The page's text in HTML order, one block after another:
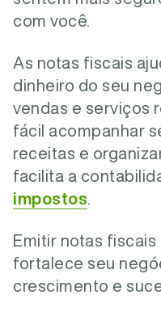
com você.
As notas fiscais
dinheiro do seu
vendas e serviços
fácil acompanhar
receitas e
facilita a
impostos
Emitir notas
fortalece seu
crescimento e